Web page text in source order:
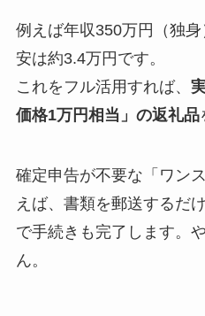
例えば年収350万円（独
安は約3.4万円です。
これをフル活用すれば、
価格1万円相当」の返礼品
確定申告が不要な「ワン
えば、書類を郵送するだ
で手続きも完了します。
ん。